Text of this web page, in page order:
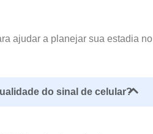
ajudar a planejar sua estadia no
do sinal de celular?